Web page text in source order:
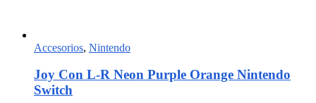
Accesorios, Nintendo
Joy Con L-R Neon Purple Orange Nintendo
Switch